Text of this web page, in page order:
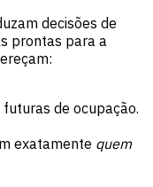
decisões de
prontas para a
de ocupação.
exatamente quem